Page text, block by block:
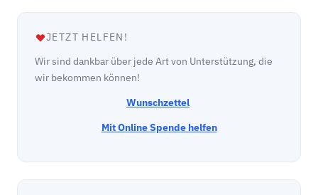
JETZT HELFEN!
Wir sind dankbar über jede Art von Unterstützung, die
wir bekommen können!
Wunschzettel
Mit Online Spende helfen